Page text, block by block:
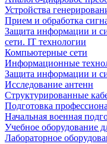
Устройства
Прием и обработка
Защита информации и
сети. IT технологии
Компьютерные сети
Информационные
Защита информации и
Исследование антенн
Структурированные
Подготовка
Начальная военная
Учебное оборудование
Лабораторное